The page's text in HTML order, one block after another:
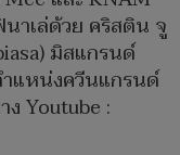
าเล่ด้วย คริสติน จู
มิสแกรนด์
แหน่งควีนแกรนด์
Youtube :